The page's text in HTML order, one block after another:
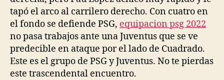
tapó el arco al carrilero derecho. Con cuatro en
el fondo se defiende PSG, equipacion psg 2022
no pasa trabajos ante una Juventus que se ve
predecible en ataque por el lado de Cuadrado.
Este es el grupo de PSG y Juventus. No te pierdas
este trascendental encuentro.